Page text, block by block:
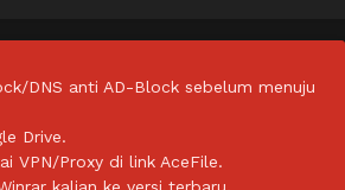
DNS anti AD-Block sebelum menuju
Drive.
VPN/Proxy di link AceFile.